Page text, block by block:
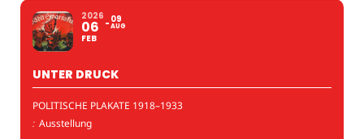
2026
06
FEB
09
AUG
UNTER DRUCK
POLITISCHE PLAKATE 1918–1933
: Ausstellung